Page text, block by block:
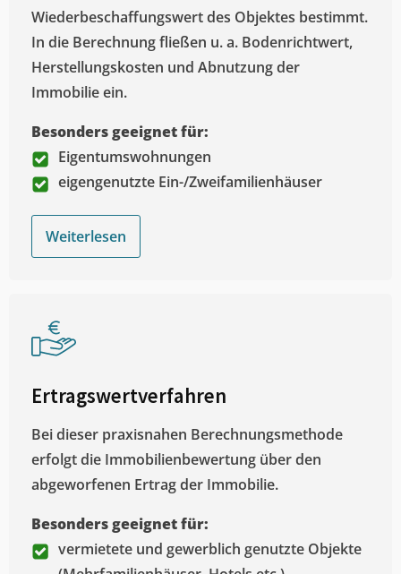
Wiederbeschaffungswert des Objektes bestimmt.
In die Berechnung fließen u. a. Bodenrichtwert,
Herstellungskosten und Abnutzung der
Immobilie ein.
Besonders geeignet für:
Eigentumswohnungen
eigengenutzte Ein-/Zweifamilienhäuser
Weiterlesen
Ertragswertverfahren
Bei dieser praxisnahen Berechnungsmethode
erfolgt die Immobilienbewertung über den
abgeworfenen Ertrag der Immobilie.
Besonders geeignet für:
vermietete und gewerblich genutzte Objekte